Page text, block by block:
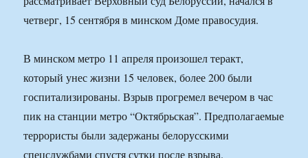
четверг, 15 сентября в минском Доме правосудия.
В минском метро 11 апреля произошел теракт,
который унес жизни 15 человек, более 200 были
госпитализированы. Взрыв прогремел вечером в час
пик на станции метро “Октябрьская”. Предполагаемые
террористы были задержаны белорусскими
спецслужбами спустя сутки после взрыва.